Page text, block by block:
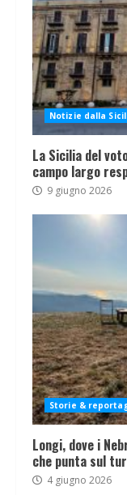
Notizie dalla
La Sicilia del
campo largo
9 giugno 2026
Storie &
Longi, dove i
che punta sul
4 giugno 2026